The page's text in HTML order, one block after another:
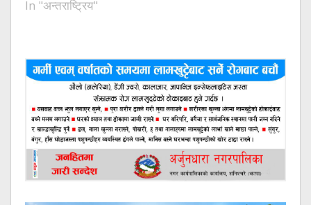
In "अन्तराष्ट्रिय"